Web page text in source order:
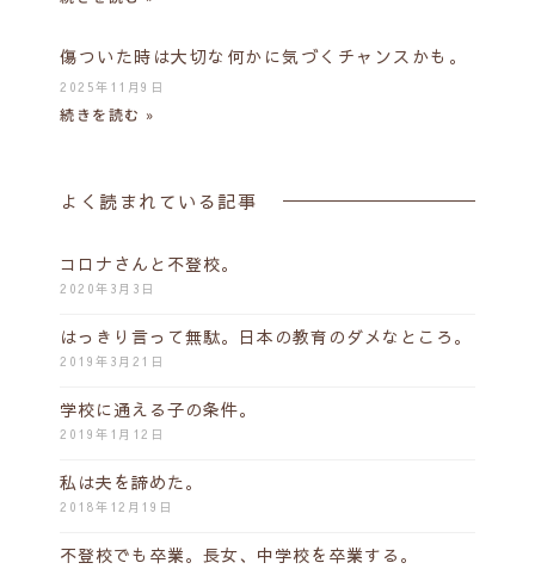
傷ついた時は大切な何かに気づくチャンスかも。
2025年11月9日
続きを読む »
よく読まれている記事
コロナさんと不登校。
2020年3月3日
はっきり言って無駄。日本の教育のダメなところ。
2019年3月21日
学校に通える子の条件。
2019年1月12日
私は夫を諦めた。
2018年12月19日
不登校でも卒業。長女、中学校を卒業する。